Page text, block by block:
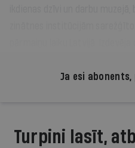
Ja esi abonents,
Turpini lasīt,